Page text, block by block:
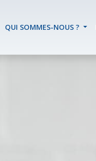
QUI SOMMES-NOUS ?